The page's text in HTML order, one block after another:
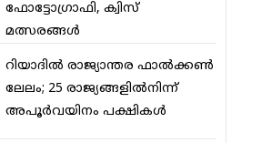
ഫോട്ടോഗ്രാഫി, ക്വിസ്
മത്സരങ്ങള്‍
റിയാദില്‍ രാജ്യാന്തര ഫാല്‍ക്കണ്‍
ലേലം; 25 രാജ്യങ്ങളില്‍നിന്ന്
അപൂര്‍വയിനം പക്ഷികള്‍